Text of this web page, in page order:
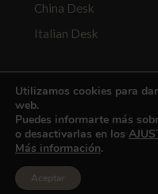
China Desk
Italian Desk
Contacto
Utilizamos cookies para
web.
Puedes informarte más
o desactivarlas en los
Más información.
Aceptar